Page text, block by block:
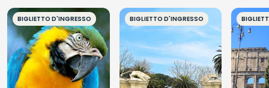
BIGLIETTO D'INGRESSO BIGLIETTO D'INGRESSO